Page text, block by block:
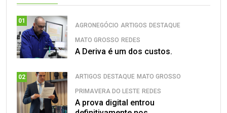
01
AGRONEGÓCIO ARTIGOS DESTAQUE
MATO GROSSO REDES
A Deriva é um dos custos.
02 ARTIGOS DESTAQUE MATO GROSSO
PRIMAVERA DO LESTE REDES
A prova digital entrou